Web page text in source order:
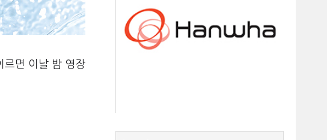
르면 이날 밤 영장